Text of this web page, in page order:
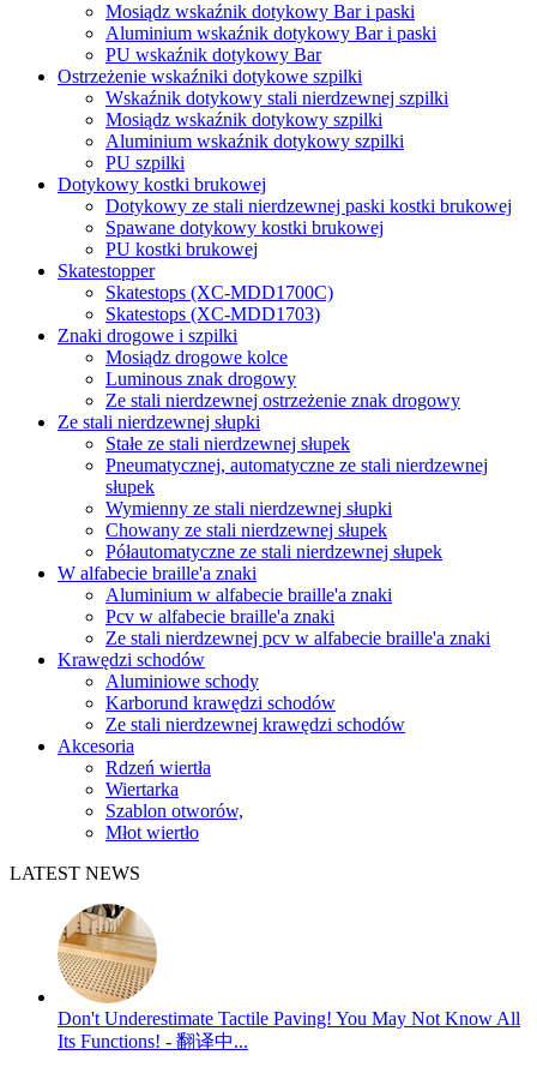
Mosiądz wskaźnik dotykowy Bar i paski
Aluminium wskaźnik dotykowy Bar i paski
PU wskaźnik dotykowy Bar
Ostrzeżenie wskaźniki dotykowe szpilki
Wskaźnik dotykowy stali nierdzewnej szpilki
Mosiądz wskaźnik dotykowy szpilki
Aluminium wskaźnik dotykowy szpilki
PU szpilki
Dotykowy kostki brukowej
Dotykowy ze stali nierdzewnej paski kostki brukowej
Spawane dotykowy kostki brukowej
PU kostki brukowej
Skatestopper
Skatestops (XC-MDD1700C)
Skatestops (XC-MDD1703)
Znaki drogowe i szpilki
Mosiądz drogowe kolce
Luminous znak drogowy
Ze stali nierdzewnej ostrzeżenie znak drogowy
Ze stali nierdzewnej słupki
Stałe ze stali nierdzewnej słupek
Pneumatycznej, automatyczne ze stali nierdzewnej
słupek
Wymienny ze stali nierdzewnej słupki
Chowany ze stali nierdzewnej słupek
Półautomatyczne ze stali nierdzewnej słupek
W alfabecie braille'a znaki
Aluminium w alfabecie braille'a znaki
Pcv w alfabecie braille'a znaki
Ze stali nierdzewnej pcv w alfabecie braille'a znaki
Krawędzi schodów
Aluminiowe schody
Karborund krawędzi schodów
Ze stali nierdzewnej krawędzi schodów
Akcesoria
Rdzeń wiertła
Wiertarka
Szablon otworów,
Młot wiertło
LATEST NEWS
Don't Underestimate Tactile Paving! You May Not Know All
Its Functions! - 翻译中...